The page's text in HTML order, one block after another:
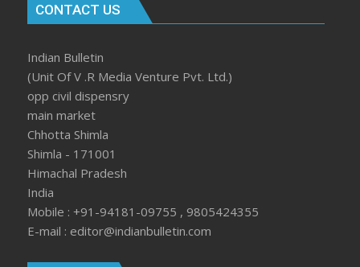
CONTACT US
Indian Bulletin
(Unit Of V .R Media Venture Pvt. Ltd.)
opp civil dispensry
main market
Chhotta Shimla
Shimla - 171001
Himachal Pradesh
India
Mobile : +91-94181-09755 , 9805424355
E-mail : editor@indianbulletin.com